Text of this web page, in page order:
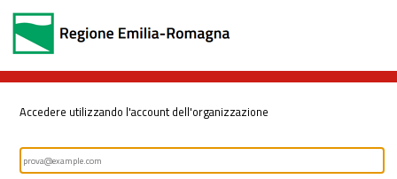
Accedere utilizzando l'account dell'organizzazione